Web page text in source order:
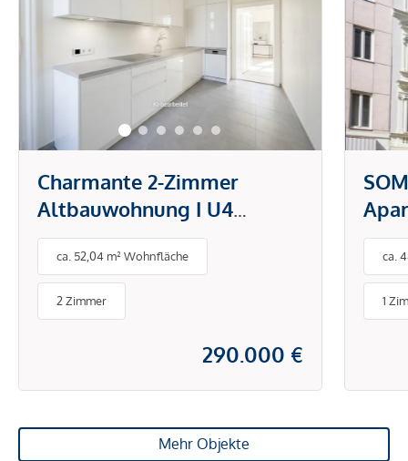
Charmante 2-Zimmer
Altbauwohnung I U4
Pilgramgasse
ca. 52,04 m² Wohnfläche
2 Zimmer
290.000 €
ca.
1
Mehr Objekte